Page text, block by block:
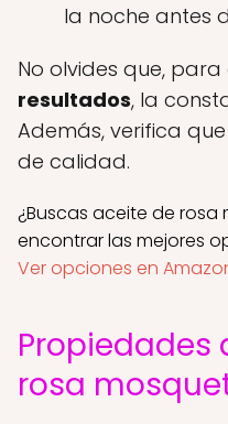
la noche antes
No olvides que,
resultados, la
Además, verifica
de calidad.
¿Buscas aceite de rosa
encontrar las mejores
Ver opciones en
Propiedades
rosa